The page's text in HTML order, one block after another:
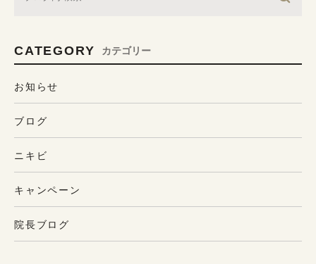
CATEGORY カテゴリー
お知らせ
ブログ
キャンペーン
ニキビ
院長ブログ